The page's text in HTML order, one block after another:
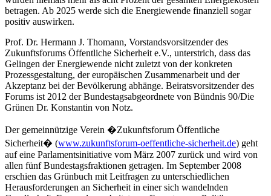
betragen. Ab 2025 werde sich die Energiewende finanziell sogar
positiv auswirken.
Prof. Dr. Hermann J. Thomann, Vorstandsvorsitzender des
Zukunftsforums Öffentliche Sicherheit e.V., unterstrich, dass das
Gelingen der Energiewende nicht zuletzt von der konkreten
Prozessgestaltung, der europäischen Zusammenarbeit und der
Akzeptanz bei der Bevölkerung abhänge. Beiratsvorsitzender des
Forums ist 2012 der Bundestagsabgeordnete von Bündnis 90/Die
Grünen Dr. Konstantin von Notz.
Der gemeinnützige Verein �Zukunftsforum Öffentliche
Sicherheit� (www.zukunftsforum-oeffentliche-sicherheit.de) geht
auf eine Parlamentsinitiative vom März 2007 zurück und wird von
allen fünf Bundestagsfraktionen getragen. Im September 2008
erschien das Grünbuch mit Leitfragen zu unterschiedlichen
Herausforderungen an Sicherheit in einer sich wandelnden